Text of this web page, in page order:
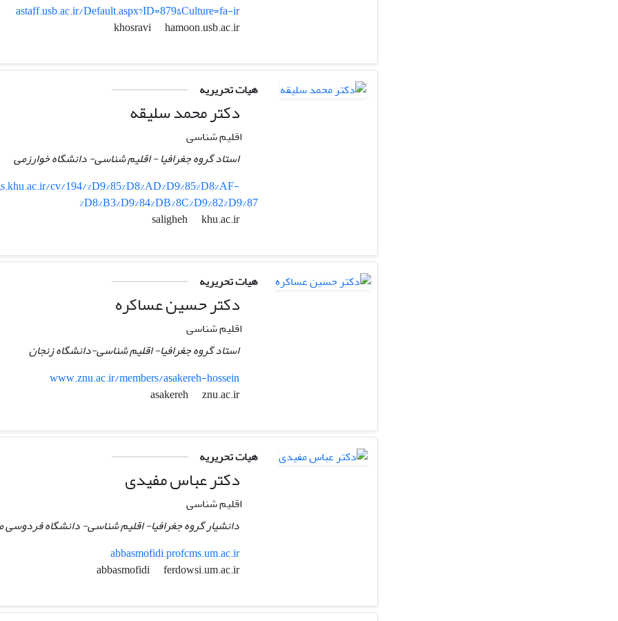
astaff.usb.ac.ir/Default.aspx?ID=879&Culture=fa-ir
khosravi
hamoon.usb.ac.ir
هیات تحریریه
دکتر محمد سلیقه
اقلیم شناسی
استاد گروه جغرافیا - اقلیم شناسی- دانشگاه خوارزمی
cv/194/%D9%85%D8%AD%D9%85%D8%AF-
%D8%B3%D9%84%DB%8C%D9%82%D9%87
saligheh
khu.ac.ir
هیات تحریریه
دکتر حسین عساکره
اقلیم شناسی
استاد گروه جغرافیا- اقلیم شناسی-دانشگاه زنجان
www.znu.ac.ir/members/asakereh-hossein
asakereh
znu.ac.ir
هیات تحریریه
دکتر عباس مفیدی
اقلیم شناسی
دانشیار گروه جغرافیا- اقلیم شناسی- دانشگاه
abbasmofidi.profcms.um.ac.ir
abbasmofidi
ferdowsi.um.ac.ir